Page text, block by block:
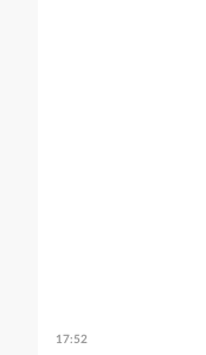
17:52